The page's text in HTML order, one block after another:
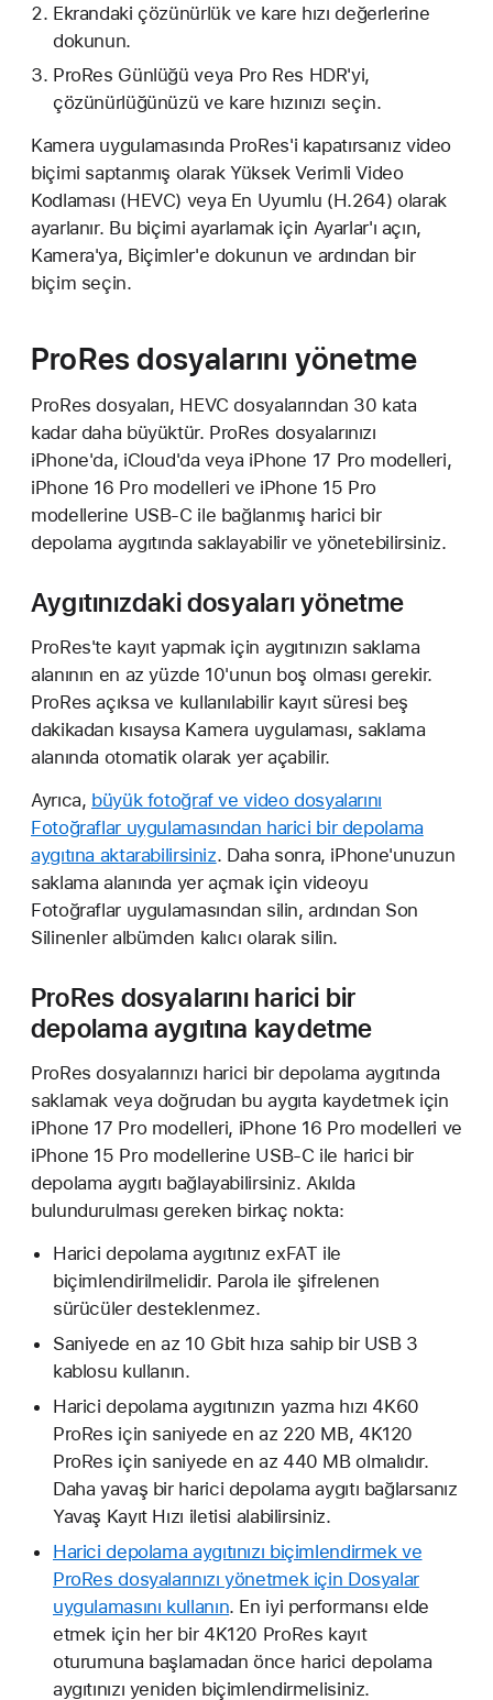
Ekrandaki çözünürlük ve kare hızı değerlerine
dokunun.
ProRes Günlüğü veya Pro Res HDR'yi,
çözünürlüğünüzü ve kare hızınızı seçin.
Kamera uygulamasında ProRes'i kapatırsanız video
biçimi saptanmış olarak Yüksek Verimli Video
Kodlaması (HEVC) veya En Uyumlu (H.264) olarak
ayarlanır. Bu biçimi ayarlamak için Ayarlar'ı açın,
Kamera'ya, Biçimler'e dokunun ve ardından bir
biçim seçin.
ProRes dosyalarını yönetme
ProRes dosyaları, HEVC dosyalarından 30 kata
kadar daha büyüktür. ProRes dosyalarınızı
iPhone'da, iCloud'da veya iPhone 17 Pro modelleri,
iPhone 16 Pro modelleri ve iPhone 15 Pro
modellerine USB-C ile bağlanmış harici bir
depolama aygıtında saklayabilir ve yönetebilirsiniz.
Aygıtınızdaki dosyaları yönetme
ProRes'te kayıt yapmak için aygıtınızın saklama
alanının en az yüzde 10'unun boş olması gerekir.
ProRes açıksa ve kullanılabilir kayıt süresi beş
dakikadan kısaysa Kamera uygulaması, saklama
alanında otomatik olarak yer açabilir.
Ayrıca, büyük fotoğraf ve video dosyalarını
Fotoğraflar uygulamasından harici bir depolama
aygıtına aktarabilirsiniz. Daha sonra, iPhone'unuzun
saklama alanında yer açmak için videoyu
Fotoğraflar uygulamasından silin, ardından Son
Silinenler albümden kalıcı olarak silin.
ProRes dosyalarını harici bir
depolama aygıtına kaydetme
ProRes dosyalarınızı harici bir depolama aygıtında
saklamak veya doğrudan bu aygıta kaydetmek için
iPhone 17 Pro modelleri, iPhone 16 Pro modelleri ve
iPhone 15 Pro modellerine USB-C ile harici bir
depolama aygıtı bağlayabilirsiniz. Akılda
bulundurulması gereken birkaç nokta:
Harici depolama aygıtınız exFAT ile
biçimlendirilmelidir. Parola ile şifrelenen
sürücüler desteklenmez.
Saniyede en az 10 Gbit hıza sahip bir USB 3
kablosu kullanın.
Harici depolama aygıtınızın yazma hızı 4K60
ProRes için saniyede en az 220 MB, 4K120
ProRes için saniyede en az 440 MB olmalıdır.
Daha yavaş bir harici depolama aygıtı bağlarsanız
Yavaş Kayıt Hızı iletisi alabilirsiniz.
Harici depolama aygıtınızı biçimlendirmek ve
ProRes dosyalarınızı yönetmek için Dosyalar
uygulamasını kullanın. En iyi performansı elde
etmek için her bir 4K120 ProRes kayıt
oturumuna başlamadan önce harici depolama
aygıtınızı yeniden biçimlendirmelisiniz.